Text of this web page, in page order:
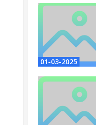
01-03-2025